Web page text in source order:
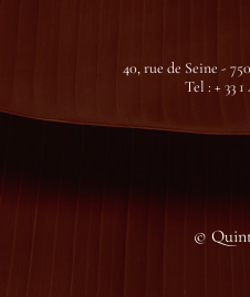
40, rue de Seine -
Tel : + 33 1
©